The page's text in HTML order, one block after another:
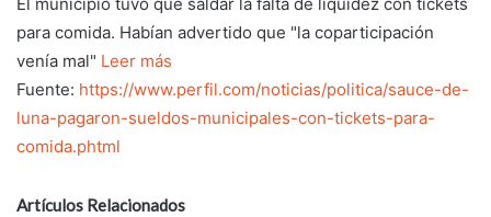
para comida. Habían advertido que "la coparticipación
venía mal" Leer más
Fuente: https://www.perfil.com/noticias/politica/sauce-de-
luna-pagaron-sueldos-municipales-con-tickets-para-
comida.phtml
Artículos Relacionados